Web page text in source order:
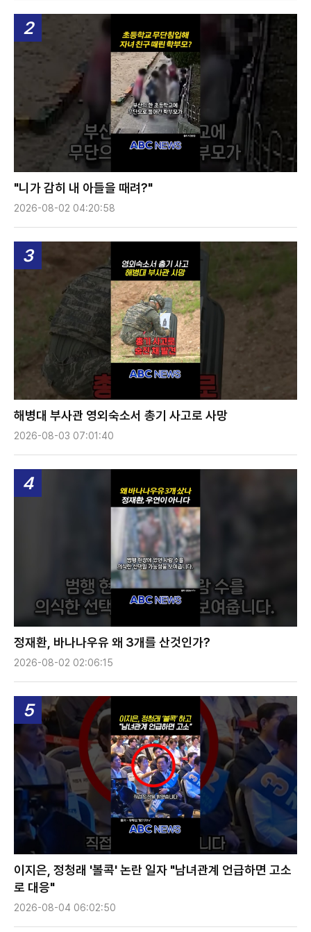
2
"니가 감히 내 아들을 때려?"
2026-08-02 04:20:58
3
해병대 부사관 영외숙소서 총기 사고로 사망
2026-08-03 07:01:40
4
정재환, 바나나우유 왜 3개를 산것인가?
2026-08-02 02:06:15
5
이지은, 정청래 '볼콕' 논란 일자 "남녀관계 언급하면 고소
로 대응"
2026-08-04 06:02:50